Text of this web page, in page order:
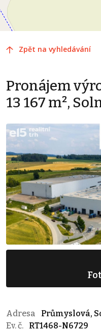
Zpět na vyhledávání
Pronájem
13 167 m²,
Adresa
Průmyslová,
Ev. č.
RT1468-N6729